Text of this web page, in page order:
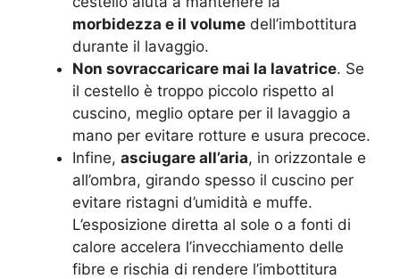
morbidezza e il volume dell’imbottitura
durante il lavaggio.
Non sovraccaricare mai la lavatrice. Se
il cestello è troppo piccolo rispetto al
cuscino, meglio optare per il lavaggio a
mano per evitare rotture e usura precoce.
Infine, asciugare all’aria, in orizzontale e
all’ombra, girando spesso il cuscino per
evitare ristagni d’umidità e muffe.
L’esposizione diretta al sole o a fonti di
calore accelera l’invecchiamento delle
fibre e rischia di rendere l’imbottitura